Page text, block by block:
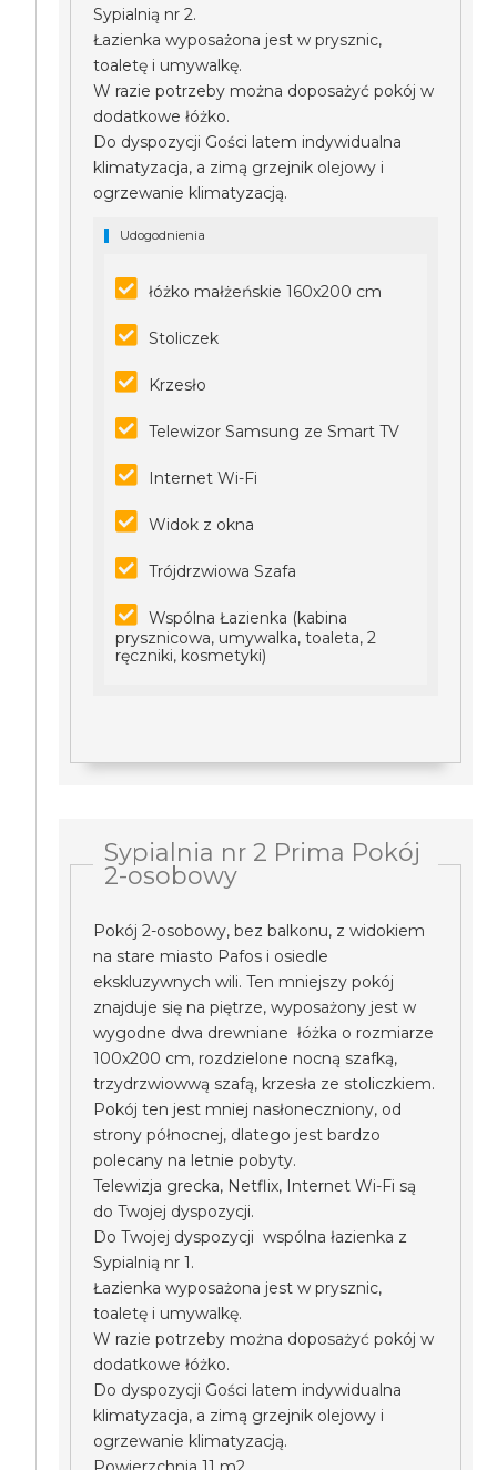
Sypialnią nr 2.
Łazienka wyposażona jest w prysznic,
toaletę i umywalkę.
W razie potrzeby można doposażyć pokój w
dodatkowe łóżko.
Do dyspozycji Gości latem indywidualna
klimatyzacja, a zimą grzejnik olejowy i
ogrzewanie klimatyzacją.
Udogodnienia
łóżko małżeńskie 160x200 cm
Stoliczek
Krzesło
Telewizor Samsung ze Smart TV
Internet Wi-Fi
Widok z okna
Trójdrzwiowa Szafa
Wspólna Łazienka (kabina
prysznicowa, umywalka, toaleta, 2
ręczniki, kosmetyki)
Sypialnia nr 2 Prima Pokój
2-osobowy
Pokój 2-osobowy, bez balkonu, z widokiem
na stare miasto Pafos i osiedle
ekskluzywnych wili. Ten mniejszy pokój
znajduje się na piętrze, wyposażony jest w
wygodne dwa drewniane łóżka o rozmiarze
100x200 cm, rozdzielone nocną szafką,
trzydrzwiowwą szafą, krzesła ze stoliczkiem.
Pokój ten jest mniej nasłoneczniony, od
strony północnej, dlatego jest bardzo
polecany na letnie pobyty.
Telewizja grecka, Netflix, Internet Wi-Fi są
do Twojej dyspozycji.
Do Twojej dyspozycji wspólna łazienka z
Sypialnią nr 1.
Łazienka wyposażona jest w prysznic,
toaletę i umywalkę.
W razie potrzeby można doposażyć pokój w
dodatkowe łóżko.
Do dyspozycji Gości latem indywidualna
klimatyzacja, a zimą grzejnik olejowy i
ogrzewanie klimatyzacją.